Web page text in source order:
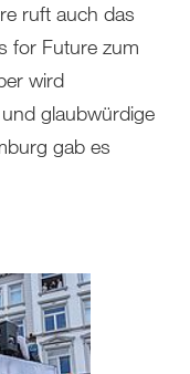
ruft auch das
for Future zum
wird
glaubwürdige
gab es